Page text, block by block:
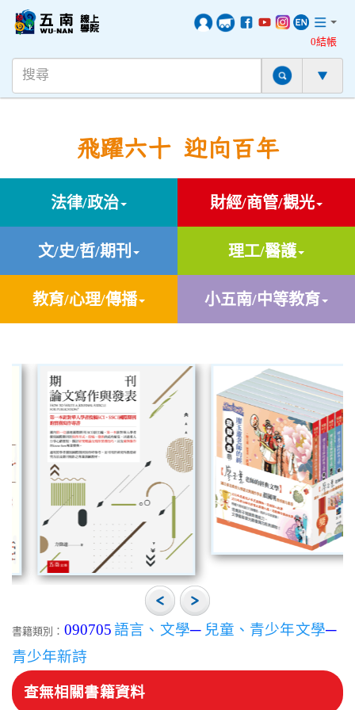
0結帳
飛躍六十 迎向百年
法律/政治 財經/商管/觀光
文/史/哲/期刊 理工/醫護
教育/心理/傳播 小五南/中等教育
書籍類別： 090705 語言、文學─ 兒童、青少年文學─
青少年新詩
查無相關書籍資料